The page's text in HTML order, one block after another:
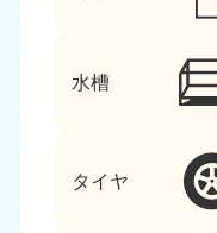
水槽
タイヤ